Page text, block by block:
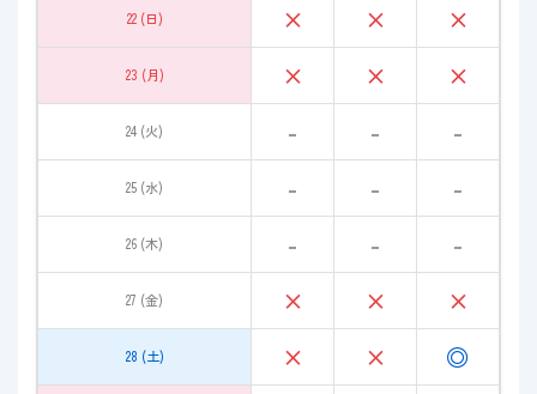
22 (日) × × ×
23 (月) × × ×
24 (火) - - -
25 (水) - - -
26 (木) - - -
27 (金) × × ×
28 (土) × × ◎